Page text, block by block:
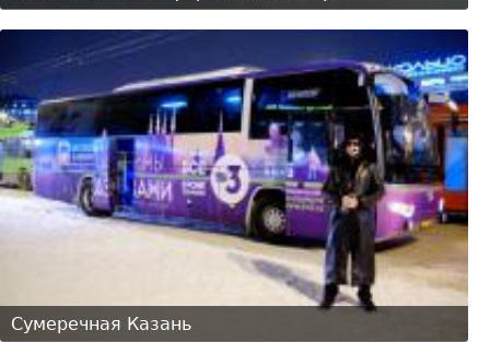
Сумеречная Казань